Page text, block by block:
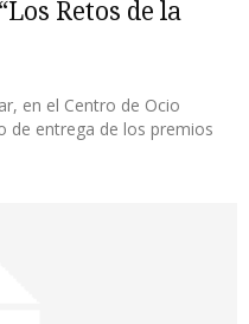
Retos de la
en el Centro de Ocio
de entrega de los premios